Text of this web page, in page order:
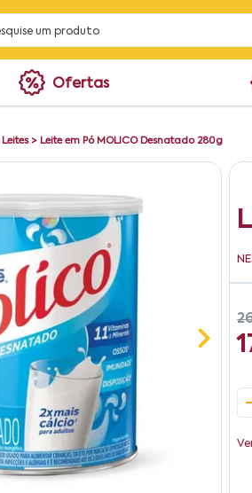
Ofertas
Leites> Leite em Pó MOLICO Desnatado 280g